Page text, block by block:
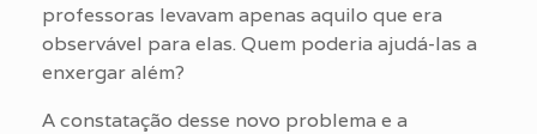
professoras levavam apenas aquilo que era
observável para elas. Quem poderia ajudá-las a
enxergar além?
A constatação desse novo problema e a